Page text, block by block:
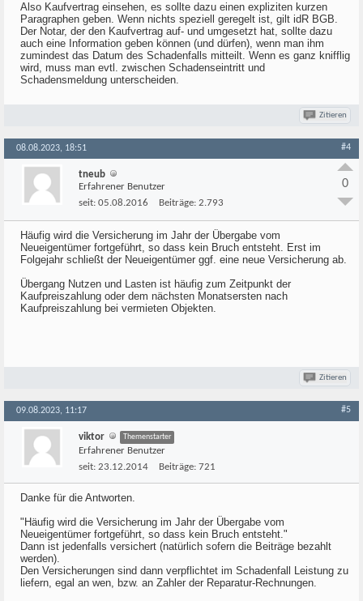
Also Kaufvertrag einsehen, es sollte dazu einen expliziten kurzen
Paragraphen geben. Wenn nichts speziell geregelt ist, gilt idR BGB.
Der Notar, der den Kaufvertrag auf- und umgesetzt hat, sollte dazu
auch eine Information geben können (und dürfen), wenn man ihm
zumindest das Datum des Schadenfalls mitteilt. Wenn es ganz knifflig
wird, muss man evtl. zwischen Schadenseintritt und
Schadensmeldung unterscheiden.
Zitieren
08.08.2023, 18:51 #4
tneub
Erfahrener Benutzer
seit: 05.08.2016 Beiträge: 2.793
0
Häufig wird die Versicherung im Jahr der Übergabe vom
Neueigentümer fortgeführt, so dass kein Bruch entsteht. Erst im
Folgejahr schließt der Neueigentümer ggf. eine neue Versicherung ab.
Übergang Nutzen und Lasten ist häufig zum Zeitpunkt der
Kaufpreiszahlung oder dem nächsten Monatsersten nach
Kaufpreiszahlung bei vermieten Objekten.
Zitieren
09.08.2023, 11:17 #5
viktor Themenstarter
Erfahrener Benutzer
seit: 23.12.2014 Beiträge: 721
Danke für die Antworten.
"Häufig wird die Versicherung im Jahr der Übergabe vom
Neueigentümer fortgeführt, so dass kein Bruch entsteht."
Dann ist jedenfalls versichert (natürlich sofern die Beiträge bezahlt
werden).
Den Versicherungen sind dann verpflichtet im Schadenfall Leistung zu
liefern, egal an wen, bzw. an Zahler der Reparatur-Rechnungen.